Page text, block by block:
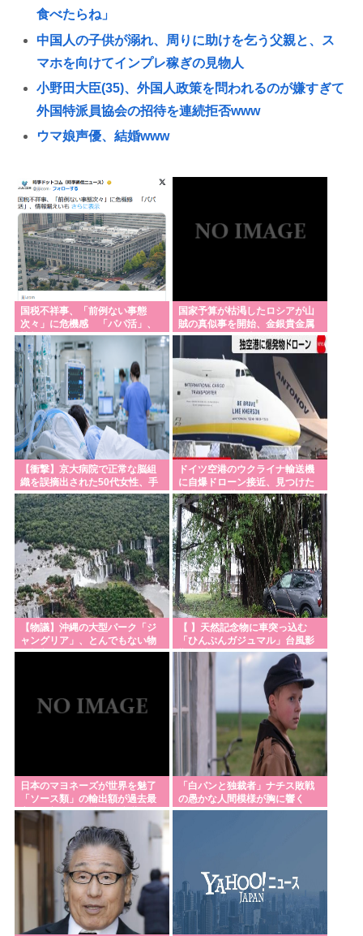
食べたらね」
中国人の子供が溺れ、周りに助けを乞う父親と、ス
マホを向けてインプレ稼ぎの見物人
小野田大臣(35)、外国人政策を問われるのが嫌すぎて
外国特派員協会の招待を連続拒否www
ウマ娘声優、結婚www
人男性と結婚した日本人女性（31）に”誹謗中傷”殺
到
彼女があまりにできないからイオンモールで通りす
がりの女性に連絡先書いた紙渡すよ
中国ガチでブチ切れてる模様、レアアース高市🇯🇵
への輸出50%減トランプ🇺🇸への輸出も3割減
「教職員の働き方改革は大事だが」吉村知事が危機
感 学力テスト結果が全教科で「平均以下」
【広島】廿日市の中学野球部員死亡事故 書類送検の
医師、別人のCT画像で診察した疑い 頭部出血に気づ
かなかった可能性
悪夢の民主党政権、移民の数を減らしていた事が判
明www
「竣工1年半」韓国・仁川の新築マンションで外壁テ
ラスが落下
吉村知事「子どもの学力テストが全教科平均点以
下…教師は働き方改革とか言ってないでどうにかし
ろ」
【イオンモール熊本】従業員の避難誘導で、社内規
定に抵触か
国税不祥事、「前例ない事態
次々」に危機感 「パパ活」、
情報漏えいも
国家予算が枯渇したロシアが山
賊の真似事を開始、金銀貴金属
じゃなくて自動車とかってとこ
ろがリアリティあ
【衝撃】京大病院で正常な脳組
織を誤摘出された50代女性、手
足も動かせず自発呼吸もできな
い重篤状態に…
ドイツ空港のウクライナ輸送機
に自爆ドローン接近、見つけた
空港職員が蹴り落とす…高性能
プラスチック爆弾
【物議】沖縄の大型パーク「ジ
ャングリア」、とんでもない物
を投入してしまう！！！！！
【 】天然記念物に車突っ込む
「ひんぷんガジュマル」台風影
響か 沖縄
日本のマヨネーズが世界を魅了
「ソース類」の輸出額が過去最
高を更新 人気の裏には卵黄のコ
ク アメリカでは”日本風”が誕生
「白パンと独裁者」ナチス敗戦
の愚かな人間模様が胸に響く